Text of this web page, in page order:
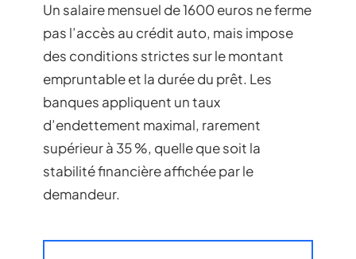
Un salaire mensuel de 1600 euros ne ferme
pas l’accès au crédit auto, mais impose
des conditions strictes sur le montant
empruntable et la durée du prêt. Les
banques appliquent un taux
d’endettement maximal, rarement
supérieur à 35 %, quelle que soit la
stabilité financière affichée par le
demandeur.